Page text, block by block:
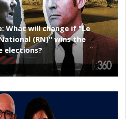
What will change if "Le
(RN)" wins the
elections?